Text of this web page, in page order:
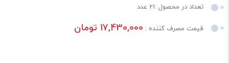
تعداد در محصول :21 عدد
قیمت مصرف کننده : 17,430,000 تومان